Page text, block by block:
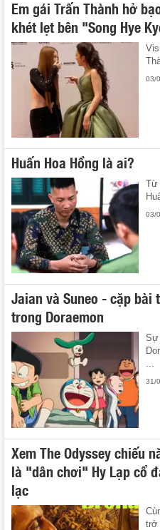
Em gái Trấn Thành hở
khét lẹt bên "Song Hye
03/
Huấn Hoa Hồng là ai?
Từ
03/
Jaian và Suneo - cặp
trong Doraemon
Sự
...
31/
Xem The Odyssey chiếu
là "dân chơi" Hy Lạp cổ
lạc
trở